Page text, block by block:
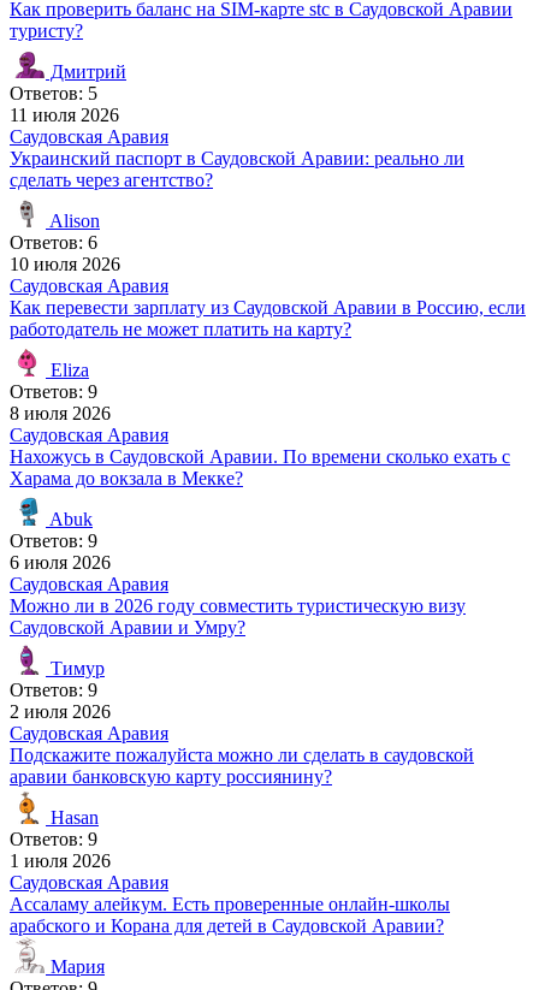
Как проверить баланс на SIM-карте stc в Саудовской Аравии
туристу?
Дмитрий
Ответов: 5
11 июля 2026
Саудовская Аравия
Украинский паспорт в Саудовской Аравии: реально ли
сделать через агентство?
Alison
Ответов: 6
10 июля 2026
Саудовская Аравия
Как перевести зарплату из Саудовской Аравии в Россию, если
работодатель не может платить на карту?
Eliza
Ответов: 9
8 июля 2026
Саудовская Аравия
Нахожусь в Саудовской Аравии. По времени сколько ехать с
Харама до вокзала в Мекке?
Abuk
Ответов: 9
6 июля 2026
Саудовская Аравия
Можно ли в 2026 году совместить туристическую визу
Саудовской Аравии и Умру?
Тимур
Ответов: 9
2 июля 2026
Саудовская Аравия
Подскажите пожалуйста можно ли сделать в саудовской
аравии банковскую карту россиянину?
Hasan
Ответов: 9
1 июля 2026
Саудовская Аравия
Ассаламу алейкум. Есть проверенные онлайн-школы
арабского и Корана для детей в Саудовской Аравии?
Мария